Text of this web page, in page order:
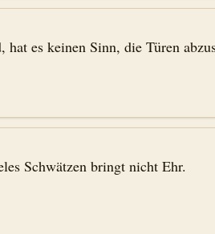
hat es keinen Sinn, die Türen
Schwätzen bringt nicht Ehr.